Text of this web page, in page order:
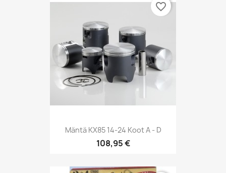
Mäntä KX85 14-24 Koot A - D
108,95 €
favorite_border